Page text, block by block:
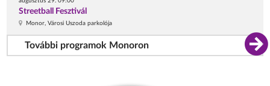
Streetball Fesztivál
Monor, Városi Uszoda parkolója
További programok Monoron